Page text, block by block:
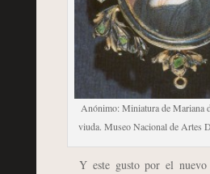
Anónimo: Miniatura de Mariana
viuda. Museo Nacional de Artes
Y este gusto por el nuevo